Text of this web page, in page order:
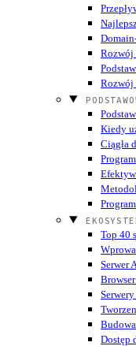
Rozwój
Rozwój
Kiedy
Ciągła
Top 40
Serwer
Dostęp